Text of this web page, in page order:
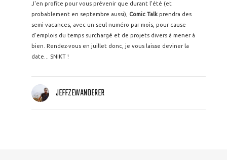
J'en profite pour vous prévenir que durant l'été (et
probablement en septembre aussi), Comic Talk prendra des
semi-vacances, avec un seul numéro par mois, pour cause
d'emplois du temps surchargé et de projets divers à mener à
bien. Rendez-vous en juillet donc, je vous laisse deviner la
date... SNIKT !
JEFFZEWANDERER